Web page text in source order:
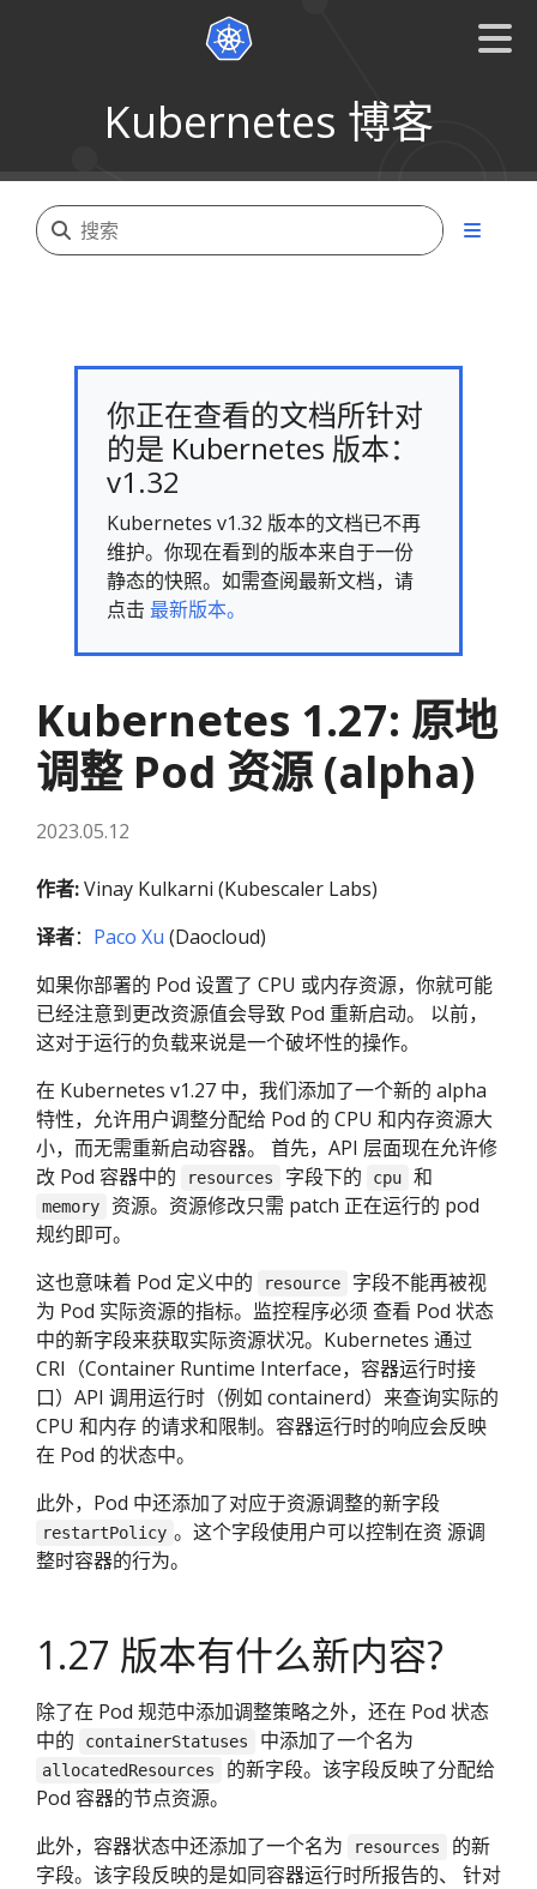
Kubernetes 博客
你正在查看的文档所针对
的是 Kubernetes 版本：
v1.32
Kubernetes v1.32 版本的文档已不再
维护。你现在看到的版本来自于一份
静态的快照。如需查阅最新文档，请
点击 最新版本。
Kubernetes 1.27: 原地
调整 Pod 资源 (alpha)
2023.05.12
作者:Vinay Kulkarni (Kubescaler Labs)
译者： Paco Xu (Daocloud)
如果你部署的 Pod 设置了 CPU 或内存资源，你就可能
已经注意到更改资源值会导致 Pod 重新启动。 以前，
这对于运行的负载来说是一个破坏性的操作。
在 Kubernetes v1.27 中，我们添加了一个新的 alpha
特性，允许用户调整分配给 Pod 的 CPU 和内存资源大
小，而无需重新启动容器。 首先，API 层面现在允许修
改 Pod 容器中的
resources 字段下的 cpu 和
memory
资源。资源修改只需 patch 正在运行的 pod
规约即可。
这也意味着 Pod 定义中的
resource
字段不能再被视
为 Pod 实际资源的指标。监控程序必须 查看 Pod 状态
中的新字段来获取实际资源状况。Kubernetes 通过
CRI（Container Runtime Interface，容器运行时接
口）API 调用运行时（例如 containerd）来查询实际的
CPU 和内存 的请求和限制。容器运行时的响应会反映
在 Pod 的状态中。
此外，Pod 中还添加了对应于资源调整的新字段
restartPolicy 。这个字段使用户可以控制在资 源调
整时容器的行为。
1.27 版本有什么新内容?
除了在 Pod 规范中添加调整策略之外，还在 Pod 状态
中的
containerStatuses 中添加了一个名为
allocatedResources
的新字段。该字段反映了分配给
Pod 容器的节点资源。
此外，容器状态中还添加了一个名为
resources
的新
字段。该字段反映的是如同容器运行时所报告的、 针对